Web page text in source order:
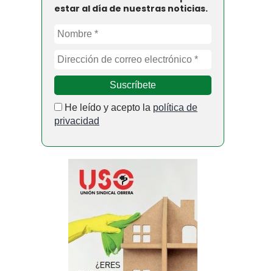
estar al día de nuestras noticias.
He leído y acepto la política de
privacidad